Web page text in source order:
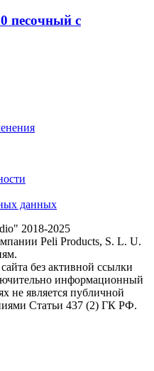
песочный с
данных
2018-2025
Peli Products, S. L. U.
без активной ссылки
информационный
не является публичной
Статьи 437 (2) ГК РФ.